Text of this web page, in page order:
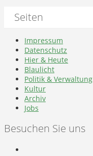
Seiten
Impressum
Datenschutz
Hier & Heute
Blaulicht
Politik & Verwaltung
Kultur
Archiv
Jobs
Besuchen Sie uns